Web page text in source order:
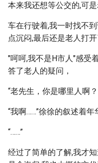
本来我还想等公交的,可
车在行驶着,我一时找不
点沉闷,最后还是老人打
"呵呵,我不是H市人"感受
答了老人的疑问，
“老先生，你是哪里人啊
“我啊……”徐徐的叙述着年
“……”
经过了简单的了解,我才